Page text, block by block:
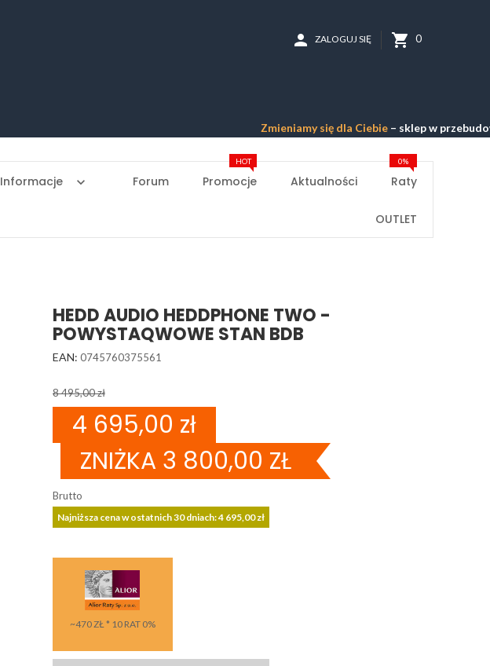
shopping_cart 0
person ZALOGUJ SIĘ
Zmieniamy się dla Ciebie– sklep w przebudowie –
Informacje keyboard_arrow_down Forum Promocje
HOT
Aktualności Raty
0%
OUTLET
HEDD AUDIO HEDDPHONE TWO -
POWYSTAQWOWE STAN BDB
EAN: 0745760375561
8 495,00 zł
4 695,00 zł
ZNIŻKA 3 800,00 ZŁ
Brutto
Najniższa cena w ostatnich 30 dniach: 4 695,00 zł
~470 ZŁ * 10 RAT 0%